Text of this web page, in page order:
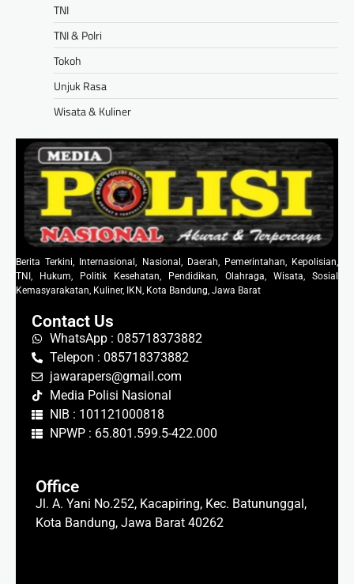
TNI
TNI & Polri
Tokoh
Unjuk Rasa
Wisata & Kuliner
Berita Terkini, Internasional, Nasional, Daerah, Pemerintahan, Kepolisian,
TNI, Hukum, Politik Kesehatan, Pendidikan, Olahraga, Wisata, Sosial
Kemasyarakatan, Kuliner, IKN, Kota Bandung, Jawa Barat
Contact Us
WhatsApp : 085718373882
Telepon : 085718373882
jawarapers@gmail.com
Media Polisi Nasional
NIB : 101121000818
NPWP : 65.801.599.5-422.000
Office
Jl. A. Yani No.252, Kacapiring, Kec. Batununggal,
Kota Bandung, Jawa Barat 40262